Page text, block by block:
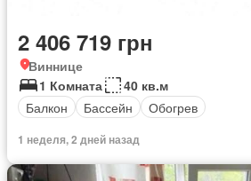
2 406 719 грн
Виннице
1 Комната
40 кв.м
Балкон
Бассейн Обогрев
1 неделя, 2 дней назад